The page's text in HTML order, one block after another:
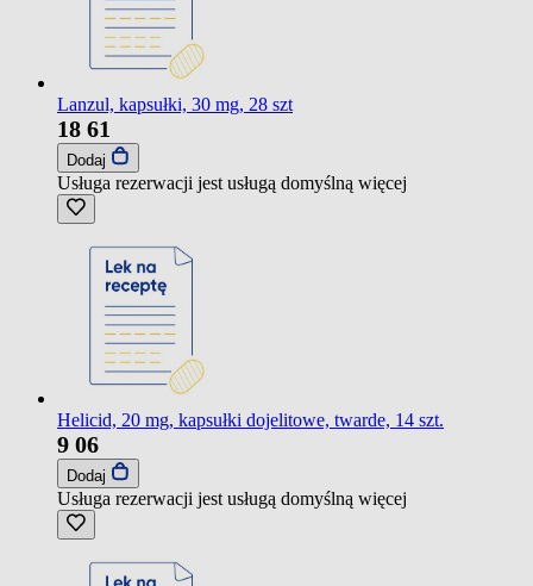
Lanzul, kapsułki, 30 mg, 28 szt
18 61
Dodaj
Usługa rezerwacji jest usługą domyślną więcej
Helicid, 20 mg, kapsułki dojelitowe, twarde, 14 szt.
9 06
Dodaj
Usługa rezerwacji jest usługą domyślną więcej